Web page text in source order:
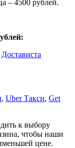
– 4500 рублей.
Достависта
, Uber Такси, Get
к выбору
чтобы наши
цене.